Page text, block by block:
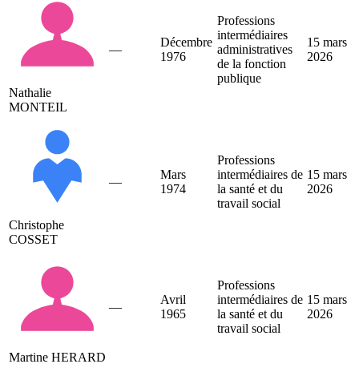
Nathalie
MONTEIL
—
Décembre
1976
Professions
intermédiaires
administratives
de la fonction
publique
15 mars
2026
Christophe
COSSET
—
Mars
1974
Professions
intermédiaires de
la santé et du
travail social
15 mars
2026
Martine HERARD
—
Avril
1965
Professions
intermédiaires de
la santé et du
travail social
15 mars
2026